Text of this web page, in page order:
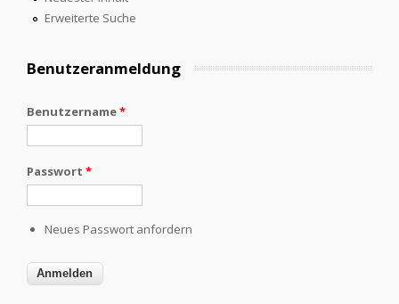
Erweiterte Suche
Benutzeranmeldung
Benutzername*
Passwort *
Neues Passwort anfordern